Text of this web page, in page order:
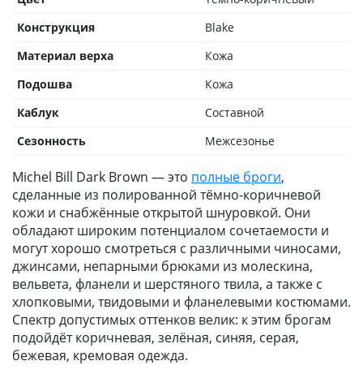
Конструкция
Blake
Материал верха
Кожа
Подошва
Кожа
Каблук
Составной
Сезонность
Межсезонье
Michel Bill Dark Brown — это полные броги,
сделанные из полированной тёмно-коричневой
кожи и снабжённые открытой шнуровкой. Они
обладают широким потенциалом сочетаемости и
могут хорошо смотреться с различными чиносами,
джинсами, непарными брюками из молескина,
вельвета, фланели и шерстяного твила, а также с
хлопковыми, твидовыми и фланелевыми костюмами.
Спектр допустимых оттенков велик: к этим брогам
подойдёт коричневая, зелёная, синяя, серая,
бежевая, кремовая одежда.